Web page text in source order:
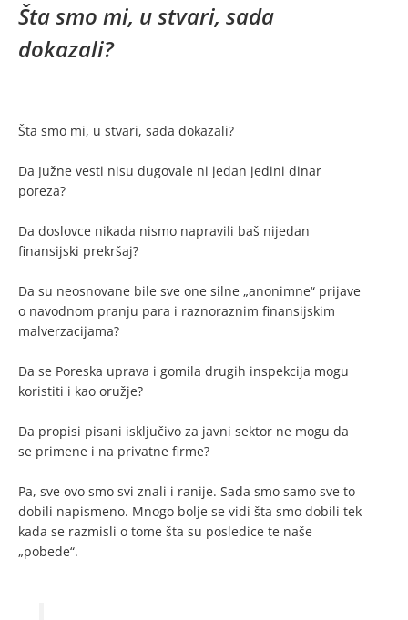
Šta smo mi, u stvari, sada
dokazali?
Šta smo mi, u stvari, sada dokazali?
Da Južne vesti nisu dugovale ni jedan jedini dinar
poreza?
Da doslovce nikada nismo napravili baš nijedan
finansijski prekršaj?
Da su neosnovane bile sve one silne „anonimne“ prijave
o navodnom pranju para i raznoraznim finansijskim
malverzacijama?
Da se Poreska uprava i gomila drugih inspekcija mogu
koristiti i kao oružje?
Da propisi pisani isključivo za javni sektor ne mogu da
se primene i na privatne firme?
Pa, sve ovo smo svi znali i ranije. Sada smo samo sve to
dobili napismeno. Mnogo bolje se vidi šta smo dobili tek
kada se razmisli o tome šta su posledice te naše
„pobede“.